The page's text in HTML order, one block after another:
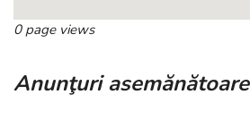
0 page views
Anunţuri asemănătoare